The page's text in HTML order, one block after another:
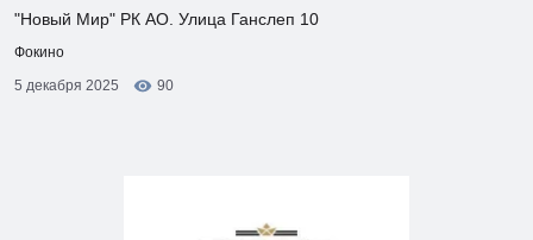
"Новый Мир" РК АО. Улица Ганслеп 10
Фокино
5 декабря 2025
90